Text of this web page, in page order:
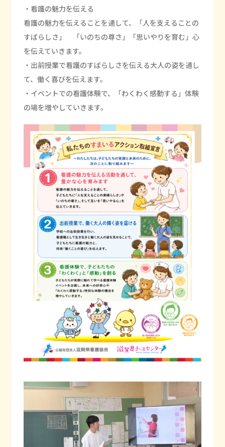
・看護の魅力を伝える
看護の魅力を伝えることを通して、「人を支えることの
すばらしさ」 「いのちの尊さ」「思いやりを育む」心
を伝えていきます。
・出前授業で看護のすばらしさを伝える大人の姿を通し
て、働く喜びを伝えます。
・イベントでの看護体験で、「わくわく感動する」体験
の場を増やしていきます。